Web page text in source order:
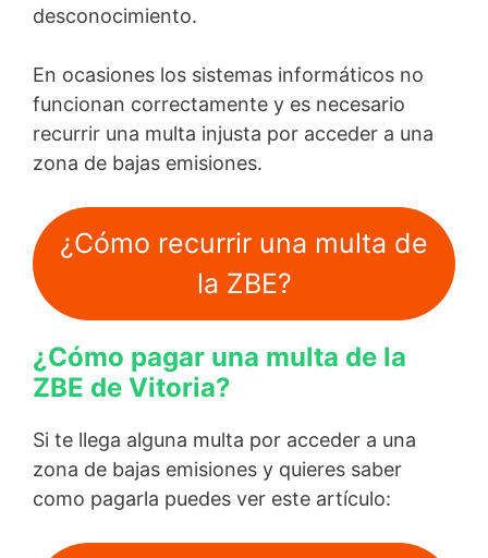
desconocimiento.
En ocasiones los sistemas informáticos no
funcionan correctamente y es necesario
recurrir una multa injusta por acceder a una
zona de bajas emisiones.
¿Cómo recurrir una multa de
la ZBE?
¿Cómo pagar una multa de la
ZBE de Vitoria?
Si te llega alguna multa por acceder a una
zona de bajas emisiones y quieres saber
como pagarla puedes ver este artículo: